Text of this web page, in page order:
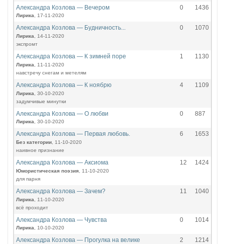
Александра Козлова — Вечером
Лирика , 17-11-2020
0 1436
Александра Козлова — Будничность...
Лирика , 14-11-2020
экспромт
0 1070
Александра Козлова — К зимней поре
Лирика , 11-11-2020
навстречу снегам и метелям
1 1130
Александра Козлова — К ноябрю
Лирика , 30-10-2020
задумчивые минутки
4 1109
Александра Козлова — О любви
Лирика , 30-10-2020
0 887
Александра Козлова — Первая любовь.
Без категории , 11-10-2020
наивное признание
6 1653
Александра Козлова — Аксиома
Юмористическая поэзия , 11-10-2020
для парня
12 1424
Александра Козлова — Зачем?
Лирика , 11-10-2020
всё проходит
11 1040
Александра Козлова — Чувства
Лирика , 10-10-2020
0 1014
Александра Козлова — Прогулка на велике 2 1214